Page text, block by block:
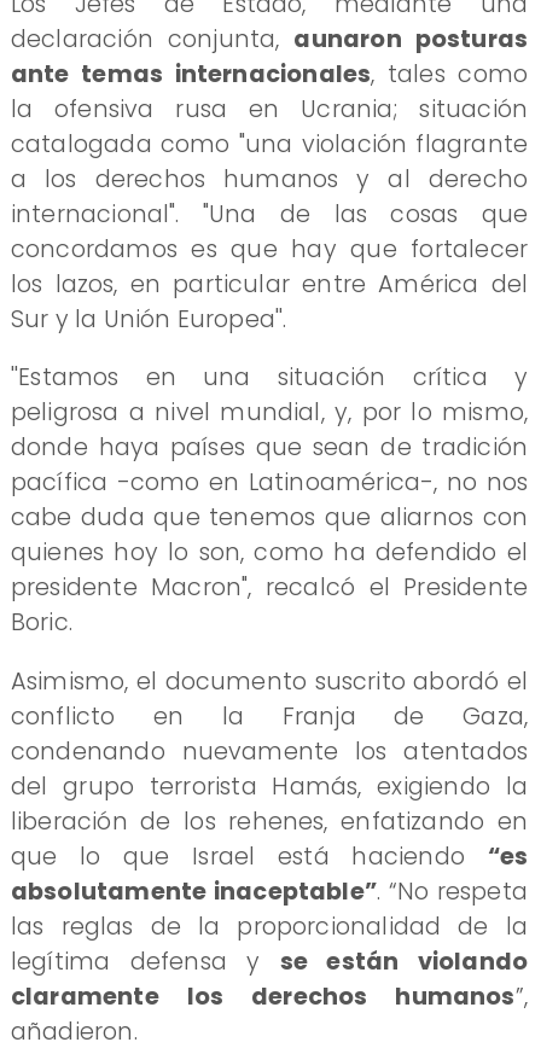
declaración conjunta, aunaron posturas
ante temas internacionales, tales como
la ofensiva rusa en Ucrania; situación
catalogada como "una violación flagrante
a los derechos humanos y al derecho
internacional". "Una de las cosas que
concordamos es que hay que fortalecer
los lazos, en particular entre América del
Sur y la Unión Europea''.
''Estamos en una situación crítica y
peligrosa a nivel mundial, y, por lo mismo,
donde haya países que sean de tradición
pacífica -como en Latinoamérica-, no nos
cabe duda que tenemos que aliarnos con
quienes hoy lo son, como ha defendido el
presidente Macron", recalcó el Presidente
Boric.
Asimismo, el documento suscrito abordó el
conflicto en la Franja de Gaza,
condenando nuevamente los atentados
del grupo terrorista Hamás, exigiendo la
liberación de los rehenes, enfatizando en
que lo que Israel está haciendo “es
absolutamente inaceptable”. “No respeta
las reglas de la proporcionalidad de la
legítima defensa y se están violando
claramente los derechos humanos”,
añadieron.